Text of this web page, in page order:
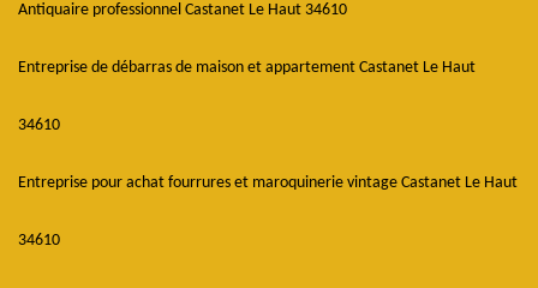
Antiquaire professionnel Castanet Le Haut 34610
Entreprise de débarras de maison et appartement Castanet Le Haut
34610
Entreprise pour achat fourrures et maroquinerie vintage Castanet Le Haut
34610